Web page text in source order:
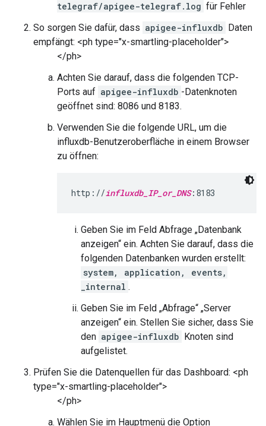
telegraf/apigee-telegraf.log für Fehler
So sorgen Sie dafür, dass apigee-influxdb Daten
empfängt: <ph type="x-smartling-placeholder">
</ph>
Achten Sie darauf, dass die folgenden TCP-
Ports auf apigee-influxdb -Datenknoten
geöffnet sind: 8086 und 8183.
Verwenden Sie die folgende URL, um die
influxdb-Benutzeroberfläche in einem Browser
zu öffnen:
http://influxdb_IP_or_DNS:8183
Geben Sie im Feld Abfrage „Datenbank
anzeigen“ ein. Achten Sie darauf, dass die
folgenden Datenbanken wurden erstellt:
system, application, events,
_internal .
Geben Sie im Feld „Abfrage“ „Server
anzeigen“ ein. Stellen Sie sicher, dass Sie
den apigee-influxdb Knoten sind
aufgelistet.
Prüfen Sie die Datenquellen für das Dashboard: <ph
type="x-smartling-placeholder">
</ph>
Wählen Sie im Hauptmenü die Option